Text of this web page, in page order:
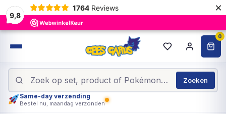
9,8
1764 Reviews ×
0
Zoeken
Same-day verzending
Bestel nu, maandag verzonden